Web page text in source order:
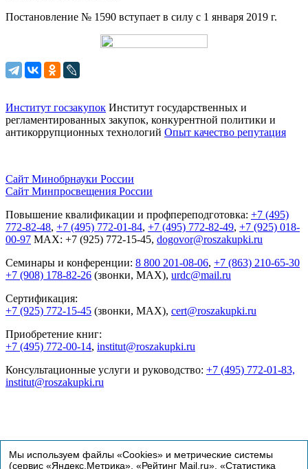
Постановление № 1590 вступает в силу с 1 января 2019 г.
Институт госзакупок Институт государственных и
регламентированных закупок, конкурентной политики и
антикоррупционных технологий Опыт качество репутация
Сайт Минобрнауки России
Сайт Минпросвещения России
Повышение квалификации и профпереподготовка: +7 (495)
772-82-48, +7 (495) 772-01-84, +7 (495) 772-82-49, +7 (925) 018-
00-97 MAX: +7 (925) 772-15-45, dogovor@roszakupki.ru
Семинары и конференции: 8 800 201-08-06, +7 (863) 210-65-30
+7 (908) 178-82-26 (звонки, MAX), urdc@mail.ru
Сертификация:
+7 (925) 772-15-45 (звонки, MAX), cert@roszakupki.ru
Приобретение книг:
+7 (495) 772-00-14, institut@roszakupki.ru
Консультационные услуги и руководство: +7 (495) 772-01-83,
institut@roszakupki.ru
Мы используем файлы «Cookies» и метрические системы
(сервис «Яндекс.Метрика», «Рейтинг Mail.ru», «Статистика